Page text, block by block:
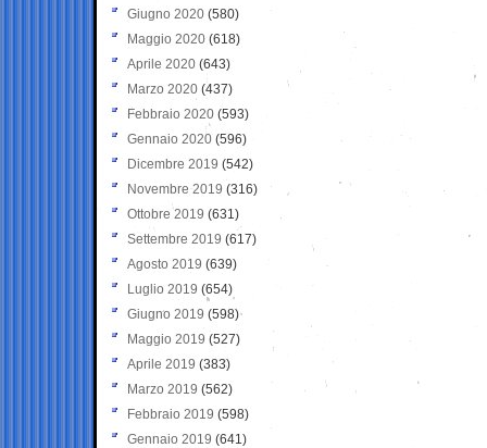
Giugno 2020 (580)
Maggio 2020 (618)
Aprile 2020 (643)
Marzo 2020 (437)
Febbraio 2020 (593)
Gennaio 2020 (596)
Dicembre 2019 (542)
Novembre 2019 (316)
Ottobre 2019 (631)
Settembre 2019 (617)
Agosto 2019 (639)
Luglio 2019 (654)
Giugno 2019 (598)
Maggio 2019 (527)
Aprile 2019 (383)
Marzo 2019 (562)
Febbraio 2019 (598)
Gennaio 2019 (641)